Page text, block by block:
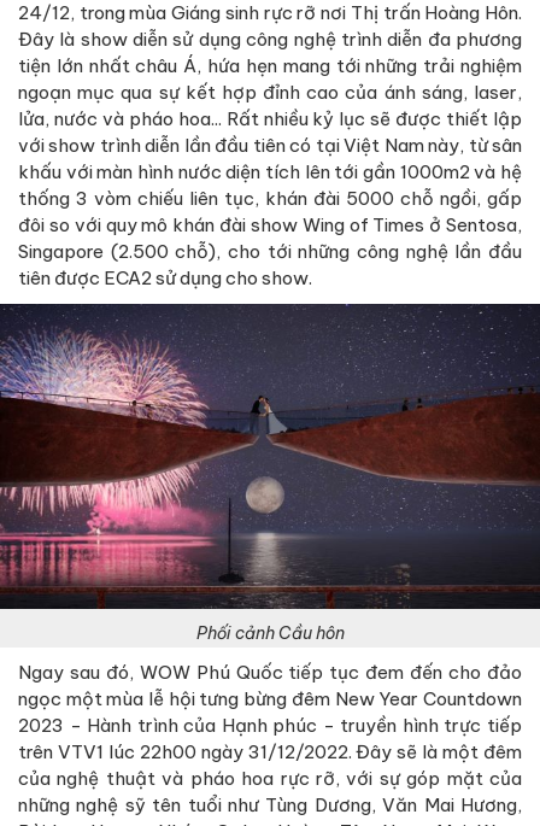
24/12, trong mùa Giáng sinh rực rỡ nơi Thị trấn Hoàng Hôn.
Đây là show diễn sử dụng công nghệ trình diễn đa phương
tiện lớn nhất châu Á, hứa hẹn mang tới những trải nghiệm
ngoạn mục qua sự kết hợp đỉnh cao của ánh sáng, laser,
lửa, nước và pháo hoa... Rất nhiều kỷ lục sẽ được thiết lập
với show trình diễn lần đầu tiên có tại Việt Nam này, từ sân
khấu với màn hình nước diện tích lên tới gần 1000m2 và hệ
thống 3 vòm chiếu liên tục, khán đài 5000 chỗ ngồi, gấp
đôi so với quy mô khán đài show Wing of Times ở Sentosa,
Singapore (2.500 chỗ), cho tới những công nghệ lần đầu
tiên được ECA2 sử dụng cho show.
Phối cảnh Cầu hôn
Ngay sau đó, WOW Phú Quốc tiếp tục đem đến cho đảo
ngọc một mùa lễ hội tưng bừng đêm New Year Countdown
2023 - Hành trình của Hạnh phúc - truyền hình trực tiếp
trên VTV1 lúc 22h00 ngày 31/12/2022. Đây sẽ là một đêm
của nghệ thuật và pháo hoa rực rỡ, với sự góp mặt của
những nghệ sỹ tên tuổi như Tùng Dương, Văn Mai Hương,